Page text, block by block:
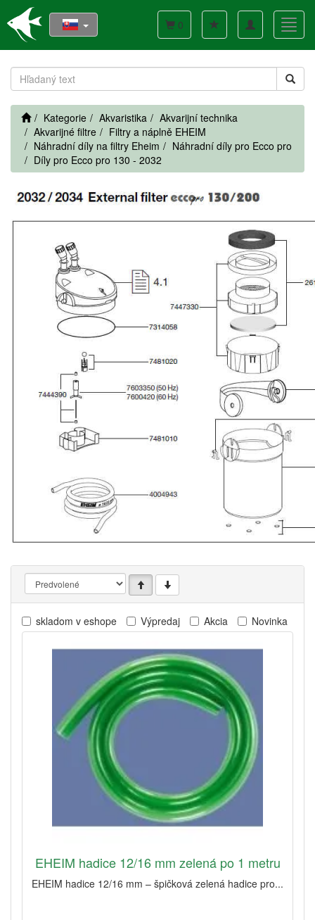
Toggle
navigation
0
Kategorie Akvaristika
Akvarijní technika
Akvarijné filtre
Filtry a náplně EHEIM
Náhradní díly na filtry Eheim
Náhradní díly pro Ecco pro
Díly pro Ecco pro 130 - 2032
skladom v eshope Výpredaj Akcia Novinka
EHEIM hadice 12/16 mm zelená po 1 metru
EHEIM hadice 12/16 mm – špičková zelená hadice pro...